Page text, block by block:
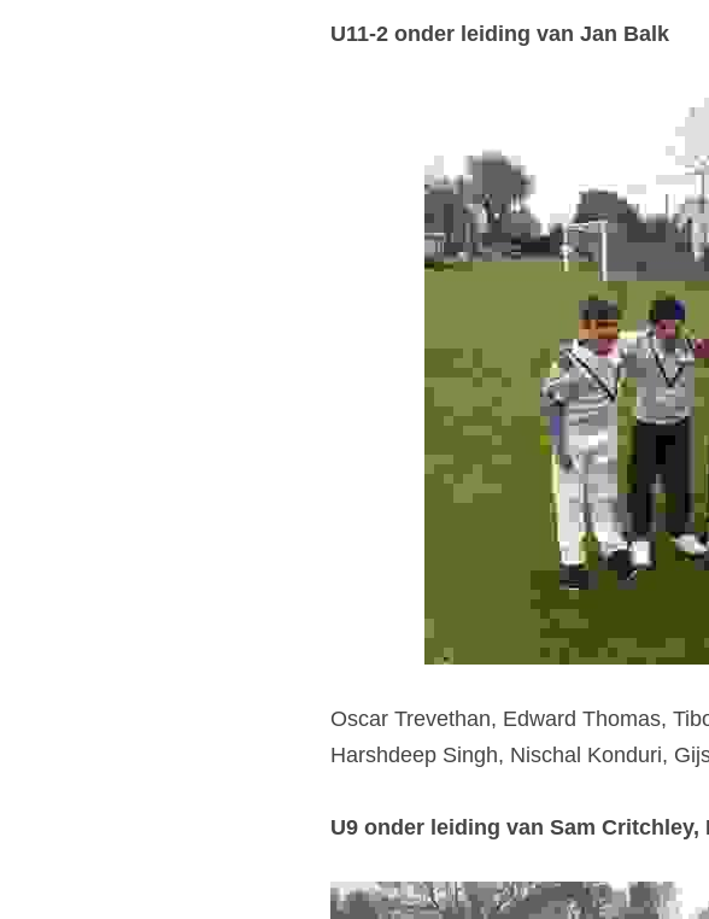
U11-2 onder leiding van Jan Balk
Oscar Trevethan, Edward Thomas,
Harshdeep Singh, Nischal Konduri,
U9 onder leiding van Sam